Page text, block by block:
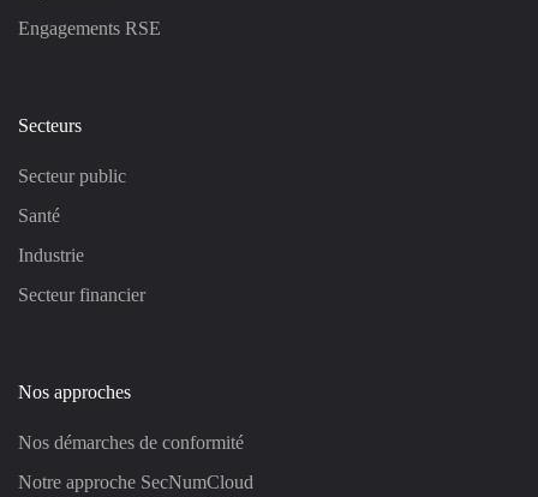
Engagements RSE
Secteurs
Secteur public
Santé
Industrie
Secteur financier
Nos approches
Nos démarches de conformité
Notre approche SecNumCloud